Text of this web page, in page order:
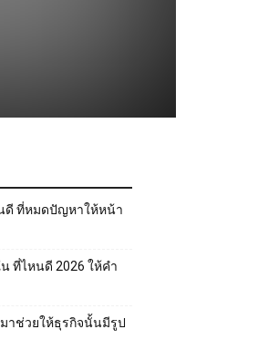
ดี ที่หมดปัญหาให้หน้า
ที่ไหนดี 2026 ให้คำ
าช่วยให้ธุรกิจนั้นมีรูป